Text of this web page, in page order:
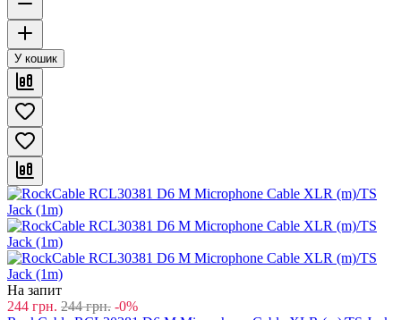
У кошик
На запит
244 грн. 244 грн. -0%